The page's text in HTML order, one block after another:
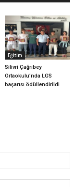
Eğitim
Silivri Çağrıbey
Ortaokulu’nda LGS
başarısı ödüllendirildi